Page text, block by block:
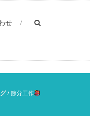
せ
/節分工作